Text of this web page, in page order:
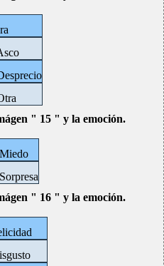
" 15 " y la emoción.
" 16 " y la emoción.